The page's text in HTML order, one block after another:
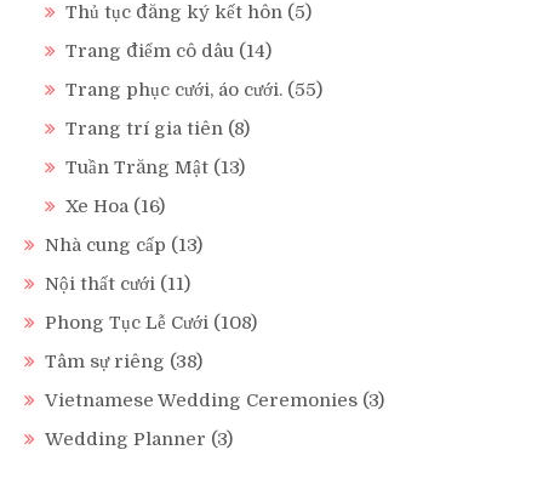
Thủ tục đăng ký kết hôn (5)
Trang điểm cô dâu (14)
Trang phục cưới, áo cưới. (55)
Trang trí gia tiên (8)
Tuần Trăng Mật (13)
Xe Hoa (16)
Nhà cung cấp (13)
Nội thất cưới (11)
Phong Tục Lễ Cưới (108)
Tâm sự riêng (38)
Vietnamese Wedding Ceremonies (3)
Wedding Planner (3)